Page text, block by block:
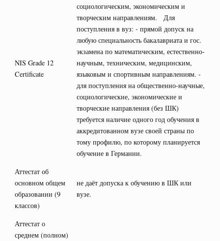
NIS Grade 12
Certificate
социологическим, экономическим и
творческим направлениям. Для
поступления в вуз: - прямой допуск на
любую специальность бакалавриата и гос.
экзамена по математическим, естественно-
научным, техническим, медицинским,
языковым и спортивным направлениям. -
для поступления на общественно-научные,
социологические, экономические и
творческие направления (без ШК)
требуется наличие одного год обучения в
аккредитованном вузе своей страны по
тому профилю, по которому планируется
обучение в Германии.
Аттестат об
основном общем
образовании (9
классов)
не даёт допуска к обучению в ШК или
вузе.
Аттестат о
среднем (полном)